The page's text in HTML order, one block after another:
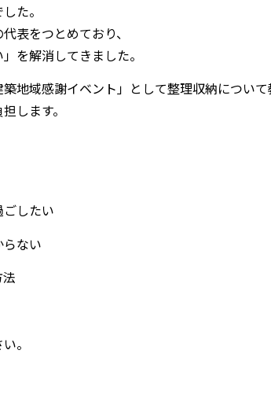
た。
表をつとめており、
を解消してきました。
地域感謝イベント」として整理収納について
します。
ごしたい
らない
。